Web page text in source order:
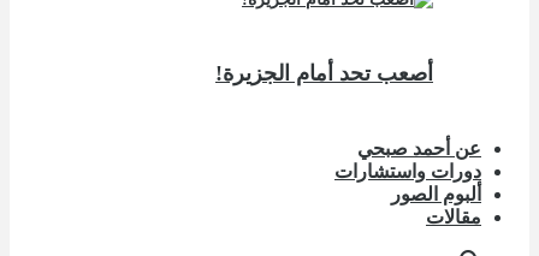
أصعب تحد أمام الجزيرة!
عن أحمد صبحي
دورات واستشارات
ألبوم الصور
مقالات